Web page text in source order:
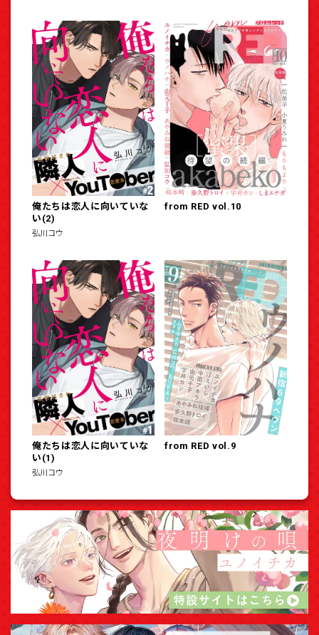
俺たちは恋人に向いていな
い(2)
弘川コウ
from RED vol.10
俺たちは恋人に向いていな
い(1)
弘川コウ
from RED vol.9